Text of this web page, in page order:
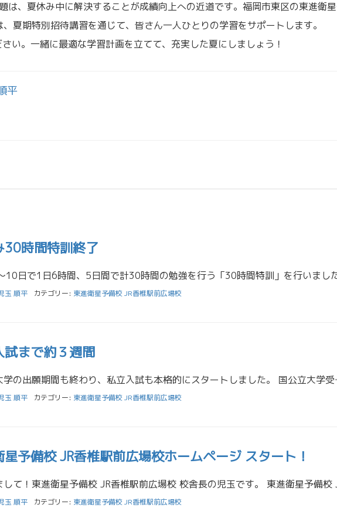
は、夏休み中に解決することが成績向上への近道です。福岡市東区の東進衛
夏期特別招待講習を通じて、皆さん一人ひとりの学習をサポートします。
い。一緒に最適な学習計画を立てて、充実した夏にしましょう！
平
30時間特訓終了
玉 順平 カテゴリー: 東進衛星予備校 JR香椎駅前広場校
試まで約３週間
国公立大学の出願期間も終わり、
玉 順平 カテゴリー: 東進衛星予備校 JR香椎駅前広場校
予備校 JR香椎駅前広場校ホームページ スタート！
玉 順平 カテゴリー: 東進衛星予備校 JR香椎駅前広場校